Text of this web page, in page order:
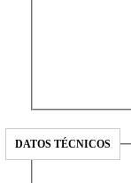
DATOS TÉCNICOS